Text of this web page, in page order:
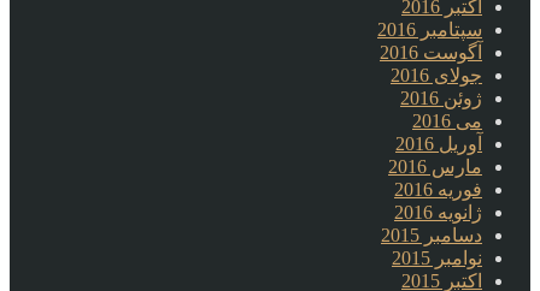
اکتبر 2016
سپتامبر 2016
آگوست 2016
جولای 2016
ژوئن 2016
می 2016
آوریل 2016
مارس 2016
فوریه 2016
ژانویه 2016
دسامبر 2015
نوامبر 2015
اکتبر 2015